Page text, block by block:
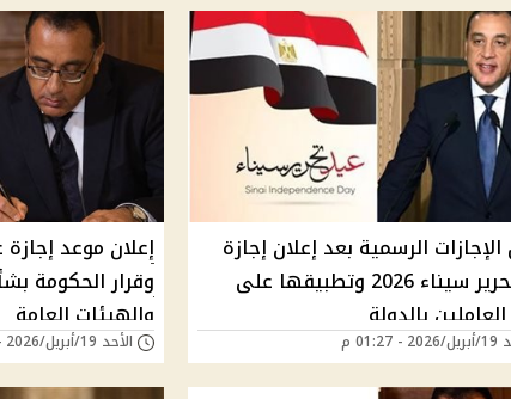
الرسمية بعد إعلان إجازة
عيد تحرير سيناء 2026 وتطبيقها على
بالدولة
م
وقرار الحكومة
والهيئات العامة
الأحد 19/أبريل/2026 - 11:12 ص